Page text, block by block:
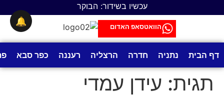
עכשיו בשידור: הבוקר
הוואטסאפ האדום
דף הבית נתניה חדרה הרצליה רעננה כפר סבא
תגית: עידן עמדי
🔔